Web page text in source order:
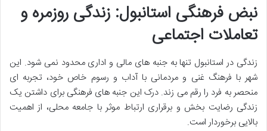
نبض فرهنگی استانبول: زندگی روزمره و
تعاملات اجتماعی
زندگی در استانبول تنها به جنبه های مالی و اداری محدود نمی شود. این
شهر با فرهنگ غنی و مردمانی با آداب و رسوم خاص خود، تجربه ای
منحصر به فرد را رقم می زند. درک این جنبه های فرهنگی برای داشتن یک
زندگی رضایت بخش و برقراری ارتباط موثر با جامعه محلی، از اهمیت
بالایی برخوردار است.